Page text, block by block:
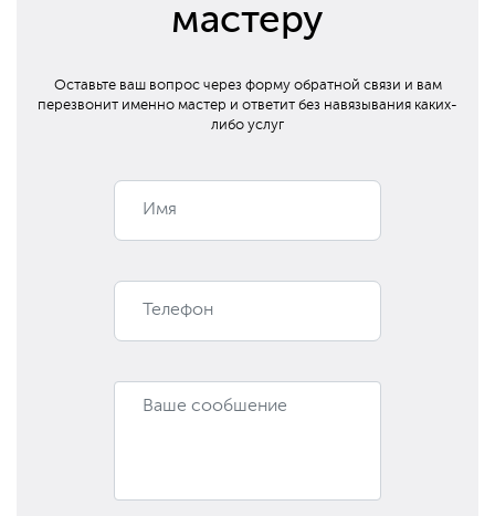
мастеру
Оставьте ваш вопрос через форму обратной связи и вам
перезвонит именно мастер и ответит без навязывания каких-
либо услуг